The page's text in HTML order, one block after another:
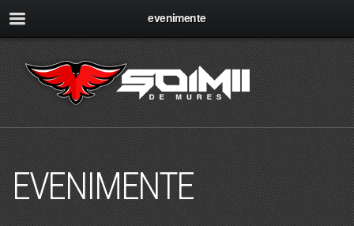
evenimente
EVENIMENTE